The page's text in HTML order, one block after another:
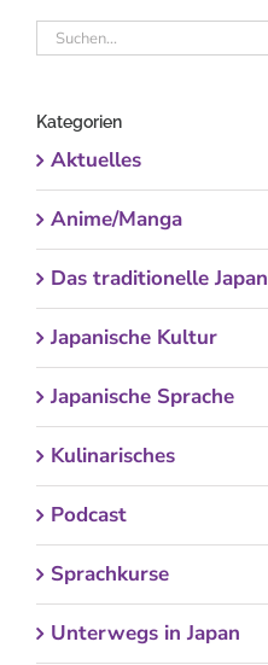
Suche
Kategorien
Aktuelles
Anime/Manga
Das traditionelle Japan
Japanische Kultur
Japanische Sprache
Kulinarisches
Podcast
Sprachkurse
Unterwegs in Japan